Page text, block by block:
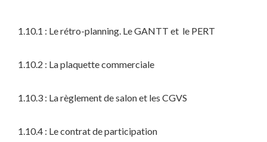
1.10.1 : Le rétro-planning. Le GANTT et le PERT
1.10.2 : La plaquette commerciale
1.10.3 : La règlement de salon et les CGVS
1.10.4 : Le contrat de participation